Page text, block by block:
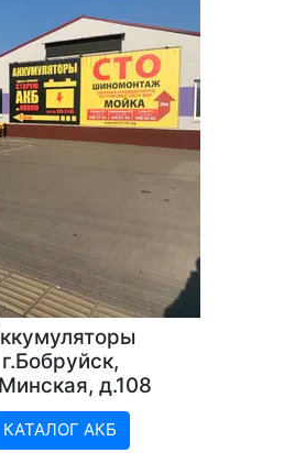
г.Бобруйск,
д.108
КАТАЛОГ АКБ